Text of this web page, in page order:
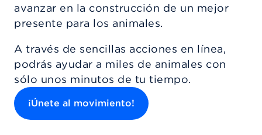
avanzar en la construcción de un mejor
presente para los animales.
A través de sencillas acciones en línea,
podrás ayudar a miles de animales con
sólo unos minutos de tu tiempo.
¡Únete al movimiento!